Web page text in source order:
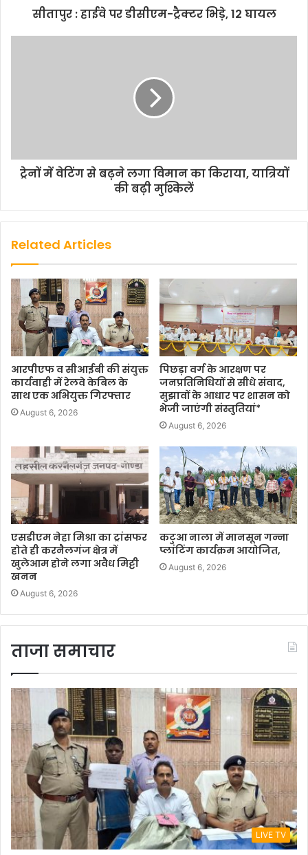
सीतापुर : हाईवे पर डीसीएम-ट्रैक्टर भिड़े, 12 घायल
ट्रेनों में वेटिंग से बढ़ने लगा विमान का किराया, यात्रियों
की बढ़ी मुश्किलें
Related Articles
आरपीएफ व सीआईबी की संयुक्त
कार्यवाही में रेलवे केबिल के
साथ एक अभियुक्त गिरफ्तार
August 6, 2026
पिछड़ा वर्ग के आरक्षण पर
जनप्रतिनिधियों से सीधे संवाद,
सुझावों के आधार पर शासन को
भेजी जाएंगी संस्तुतियां*
August 6, 2026
एसडीएम नेहा मिश्रा का ट्रांसफर
होते ही करनैलगंज क्षेत्र में
खुलेआम होने लगा अवैध मिट्टी
खनन
August 6, 2026
कटुआ नाला में मानसून गन्ना
प्लांटिंग कार्यक्रम आयोजित,
August 6, 2026
ताजा समाचार
LIVE TV